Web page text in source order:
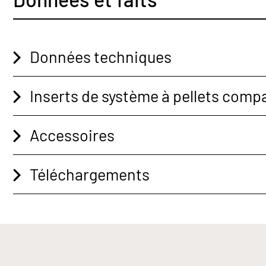
Données techniques
Inserts de système à pellets
Accessoires
Téléchargements